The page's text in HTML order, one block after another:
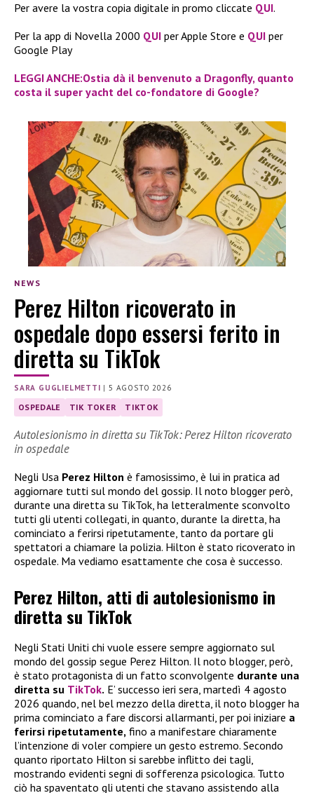
Per avere la vostra copia digitale in promo cliccate QUI.
Per la app di Novella 2000 QUI per Apple Store e QUI per
Google Play
LEGGI ANCHE:Ostia dà il benvenuto a Dragonfly, quanto
costa il super yacht del co-fondatore di Google?
NEWS
Perez Hilton ricoverato in
ospedale dopo essersi ferito in
diretta su TikTok
SARA GUGLIELMETTI | 5 AGOSTO 2026
OSPEDALE TIK TOKER TIKTOK
Autolesionismo in diretta su TikTok: Perez Hilton ricoverato
in ospedale
Negli Usa Perez Hilton è famosissimo, è lui in pratica ad
aggiornare tutti sul mondo del gossip. Il noto blogger però,
durante una diretta su TikTok, ha letteralmente sconvolto
tutti gli utenti collegati, in quanto, durante la diretta, ha
cominciato a ferirsi ripetutamente, tanto da portare gli
spettatori a chiamare la polizia. Hilton è stato ricoverato in
ospedale. Ma vediamo esattamente che cosa è successo.
Perez Hilton, atti di autolesionismo in
diretta su TikTok
Negli Stati Uniti chi vuole essere sempre aggiornato sul
mondo del gossip segue Perez Hilton. Il noto blogger, però,
è stato protagonista di un fatto sconvolgente durante una
diretta su TikTok. E’ successo ieri sera, martedì 4 agosto
2026 quando, nel bel mezzo della diretta, il noto blogger ha
prima cominciato a fare discorsi allarmanti, per poi iniziare a
ferirsi ripetutamente, fino a manifestare chiaramente
l’intenzione di voler compiere un gesto estremo. Secondo
quanto riportato Hilton si sarebbe inflitto dei tagli,
mostrando evidenti segni di sofferenza psicologica. Tutto
ciò ha spaventato gli utenti che stavano assistendo alla